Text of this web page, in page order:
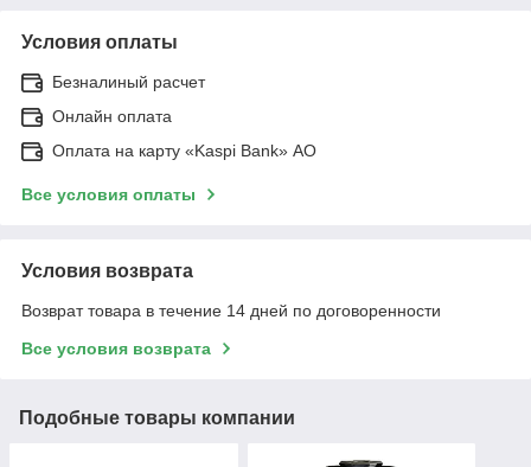
Условия оплаты
Безналиный расчет
Онлайн оплата
Оплата на карту «Kaspi Bank» АО
Все условия оплаты
Условия возврата
Возврат товара в течение 14 дней по договоренности
Все условия возврата
Подобные товары компании